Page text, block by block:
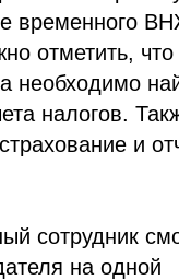
временного
отметить,
необходимо
налогов.
и
сотрудник
на одной